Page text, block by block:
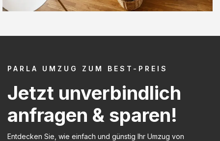
PARLA UMZUG ZUM BEST-PREIS
Jetzt unverbindlich
anfragen & sparen!
Entdecken Sie, wie einfach und günstig Ihr Umzug von